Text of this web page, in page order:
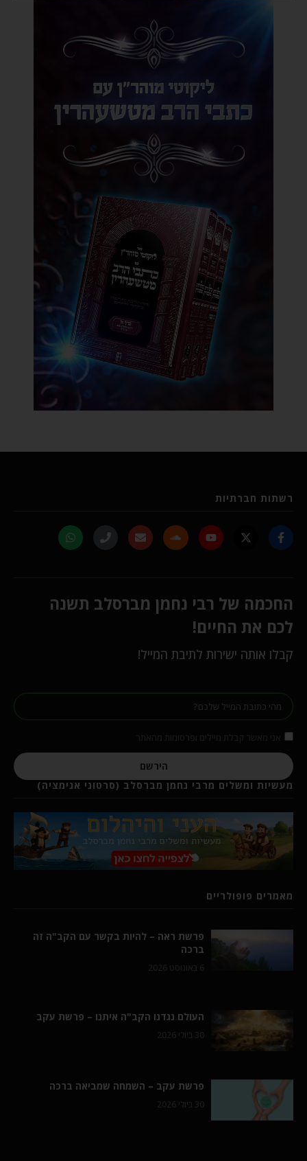
רשתות חברתיות
החכמה של רבי נחמן מברסלב תשנה
לכם את החיים!
קבלו אותה ישירות לתיבת המייל!
הירשם
מעשיות ומשלים מרבי נחמן מברסלב (סרטוני אנימציה)
מאמרים פופולריים
פרשת ראה – להיות בקשר עם הקב"ה זה
ברכה
6 באוגוסט 2026
העולם נגדנו הקב"ה איתנו – פרשת עקב
30 ביולי 2026
פרשת עקב – השמחה שמביאה ברכה
30 ביולי 2026